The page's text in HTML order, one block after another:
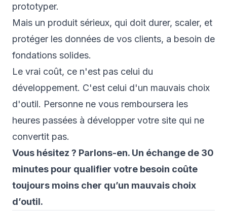
prototyper.
Mais un produit sérieux, qui doit durer, scaler, et
protéger les données de vos clients, a besoin de
fondations solides.
Le vrai coût, ce n'est pas celui du
développement. C'est celui d'un mauvais choix
d'outil. Personne ne vous remboursera les
heures passées à développer votre site qui ne
convertit pas.
Vous hésitez ? Parlons-en. Un échange de 30
minutes pour qualifier votre besoin coûte
toujours moins cher qu’un mauvais choix
d’outil.